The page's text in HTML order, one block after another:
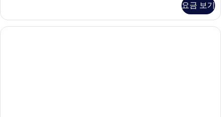
guest
must
registered
guest
침
대
스
위
트,
요금 보기